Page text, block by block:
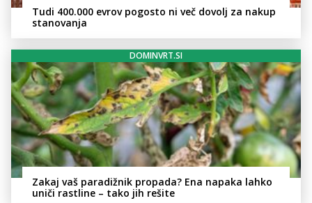
Tudi 400.000 evrov pogosto ni več dovolj za nakup
stanovanja
DOMINVRT.SI
Zakaj vaš paradižnik propada? Ena napaka lahko
uniči rastline – tako jih rešite